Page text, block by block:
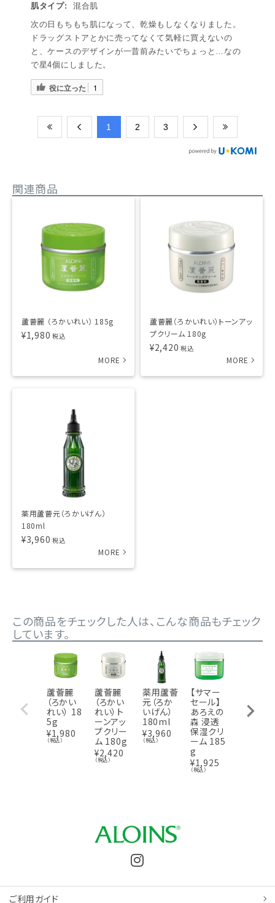
肌タイプ:
混合肌
次の日もちもち肌になって、乾燥もしなくなりました。
ドラッグストアとかに売ってなくて気軽に買えないの
と、ケースのデザインが一昔前みたいでちょっと…なの
で星4個にしました。
役に立った 1
​1 ​2 ​3
関連商品
蘆薈麗 （ろかいれい） 185g
¥1,980 税込
蘆薈麗（ろかいれい）トーンアッ
プクリーム 180g
¥2,420 税込
薬用蘆薈元（ろかいげん）
180ml
¥3,960 税込
この商品をチェックした人は、こんな商品もチェック
しています。
蘆薈麗
（ろかい
れい） 18
5g
¥1,980
（税込）
蘆薈麗
（ろかい
れい）ト
ーンアッ
プクリー
ム 180g
¥2,420
（税込）
薬用蘆薈
元（ろか
いげん）
180ml
¥3,960
（税込）
【サマー
セール】
あろえの
森 浸透
保湿クリ
ーム 185
g
¥1,925
（税込）
セール】
アトリペ
ご利用ガイド